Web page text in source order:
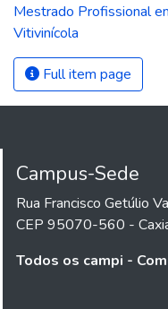
Mestrado Profissional
Vitivinícola
Full item page
Campus-Sede
Rua Francisco Getúlio
CEP 95070-560 -
Todos os campi -